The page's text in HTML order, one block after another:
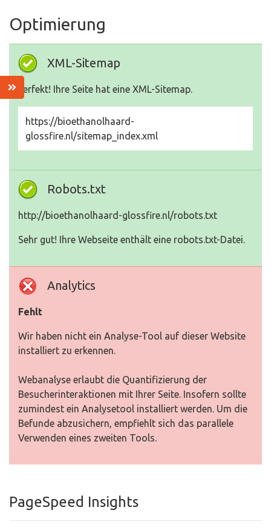
Optimierung
XML-Sitemap
Perfekt! Ihre Seite hat eine XML-Sitemap.
https://bioethanolhaard-
glossfire.nl/sitemap_index.xml
Robots.txt
http://bioethanolhaard-glossfire.nl/robots.txt
Sehr gut! Ihre Webseite enthält eine robots.txt-Datei.
Analytics
Fehlt
Wir haben nicht ein Analyse-Tool auf dieser Website
installiert zu erkennen.
Webanalyse erlaubt die Quantifizierung der
Besucherinteraktionen mit Ihrer Seite. Insofern sollte
zumindest ein Analysetool installiert werden. Um die
Befunde abzusichern, empfiehlt sich das parallele
Verwenden eines zweiten Tools.
PageSpeed Insights